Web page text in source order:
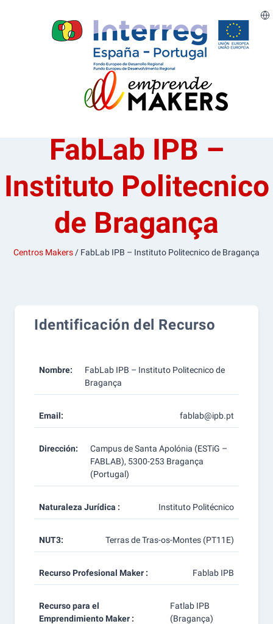
FabLab IPB –
Instituto Politecnico
de Bragança
Centros Makers / FabLab IPB – Instituto Politecnico de Bragança
Identificación del Recurso
Nombre:
FabLab IPB – Instituto Politecnico de
Bragança
Email: fablab@ipb.pt
Dirección:
Campus de Santa Apolónia (ESTiG –
FABLAB), 5300-253 Bragança
(Portugal)
Naturaleza Jurídica : Instituto Politécnico
NUT3: Terras de Tras-os-Montes (PT11E)
Recurso Profesional Maker : Fablab IPB
Recurso para el
Emprendimiento Maker :
Fatlab IPB
(Bragança)